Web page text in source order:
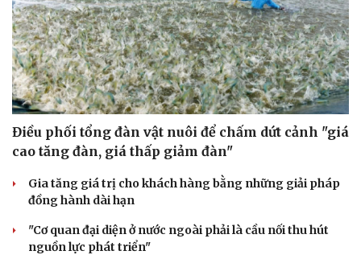
Văn hóa
Sân khấu - Điện ảnh
Văn học
Âm nhạc
Di sản
Giải trí
Nghệ sĩ
Thời trang
Sao Việt
Điều phối tổng đàn vật nuôi để chấm dứt cảnh "giá
cao tăng đàn, giá thấp giảm đàn"
Gia tăng giá trị cho khách hàng bằng những giải pháp
đồng hành dài hạn
"Cơ quan đại diện ở nước ngoài phải là cầu nối thu hút
nguồn lực phát triển"